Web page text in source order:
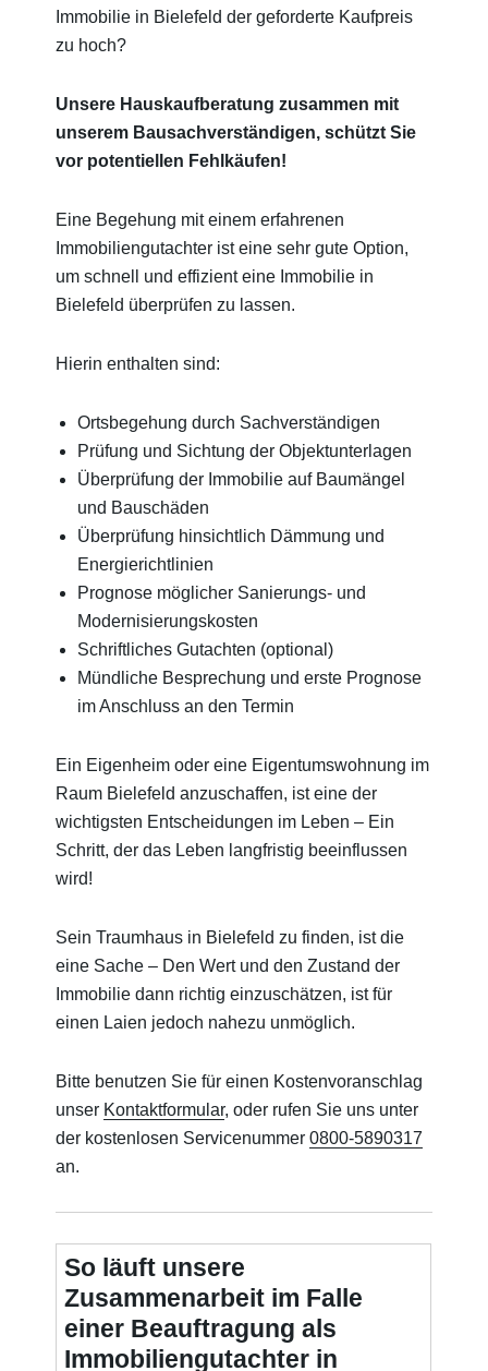
Immobilie in Bielefeld der geforderte Kaufpreis
zu hoch?
Unsere Hauskaufberatung zusammen mit
unserem Bausachverständigen, schützt Sie
vor potentiellen Fehlkäufen!
Eine Begehung mit einem erfahrenen
Immobiliengutachter ist eine sehr gute Option,
um schnell und effizient eine Immobilie in
Bielefeld überprüfen zu lassen.
Hierin enthalten sind:
Ortsbegehung durch Sachverständigen
Prüfung und Sichtung der Objektunterlagen
Überprüfung der Immobilie auf Baumängel
und Bauschäden
Überprüfung hinsichtlich Dämmung und
Energierichtlinien
Prognose möglicher Sanierungs- und
Modernisierungskosten
Schriftliches Gutachten (optional)
Mündliche Besprechung und erste Prognose
im Anschluss an den Termin
Ein Eigenheim oder eine Eigentumswohnung im
Raum Bielefeld anzuschaffen, ist eine der
wichtigsten Entscheidungen im Leben – Ein
Schritt, der das Leben langfristig beeinflussen
wird!
Sein Traumhaus in Bielefeld zu finden, ist die
eine Sache – Den Wert und den Zustand der
Immobilie dann richtig einzuschätzen, ist für
einen Laien jedoch nahezu unmöglich.
Bitte benutzen Sie für einen Kostenvoranschlag
unser Kontaktformular, oder rufen Sie uns unter
der kostenlosen Servicenummer0800-5890317
an.
So läuft unsere
Zusammenarbeit im Falle
einer Beauftragung als
Immobiliengutachter in